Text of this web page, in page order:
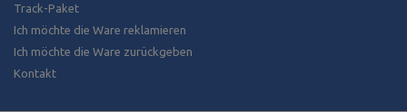
Track-Paket
Ich möchte die Ware reklamieren
Ich möchte die Ware zurückgeben
Kontakt